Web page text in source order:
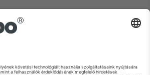
bul
UAE Dubai Silicon Oasis, DDP